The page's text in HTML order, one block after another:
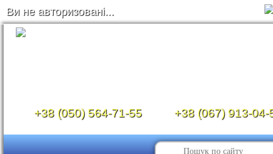
Ви не авторизовані...
+38 (050) 564-71-55 +38 (067) 913-04-